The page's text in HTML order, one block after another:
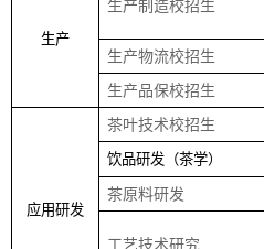
生产
生产制造校招生
生产物流校招生
生产品保校招生
应用研发
茶叶技术校招生
饮品研发（茶学）
茶原料研发
工艺技术研究